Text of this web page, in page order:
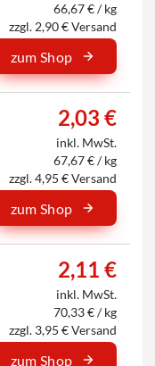
66,67 € / kg
zzgl. 2,90 € Versand
zum Shop
2,03 €
inkl. MwSt.
67,67 € / kg
zzgl. 4,95 € Versand
zum Shop
2,11 €
inkl. MwSt.
70,33 € / kg
zzgl. 3,95 € Versand
zum Shop